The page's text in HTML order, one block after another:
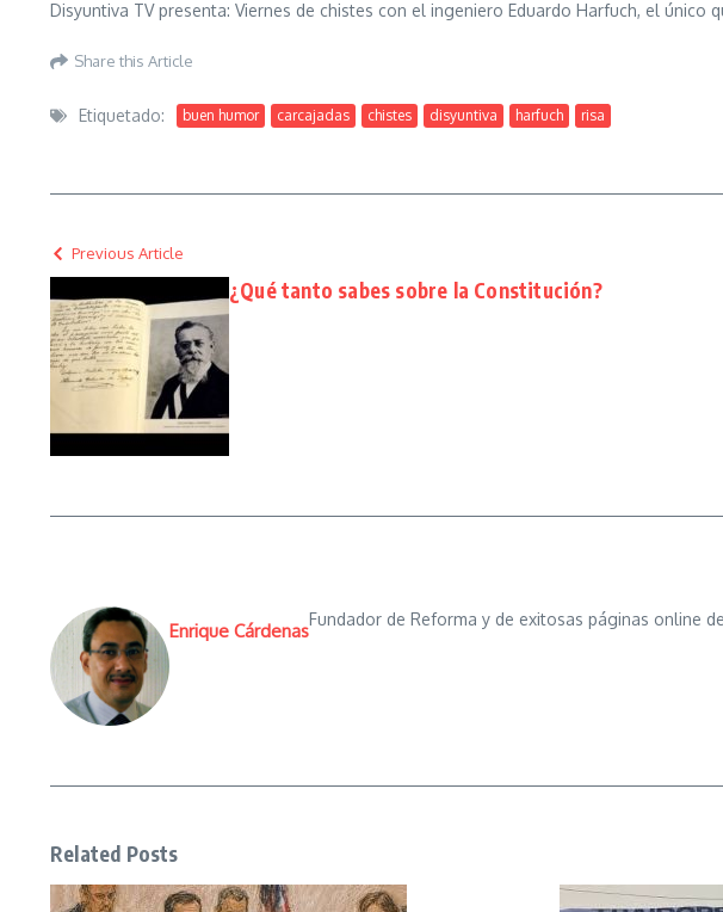
Disyuntiva TV presenta: Viernes de chistes con el ingeniero Eduardo Harfuch, el único
Share this Article
Etiquetado: buen humor carcajadas chistes disyuntiva harfuch risa
Previous Article
¿Qué tanto sabes sobre la Constitución?
Enrique Cárdenas
Fundador de Reforma y de exitosas páginas online
Related Posts